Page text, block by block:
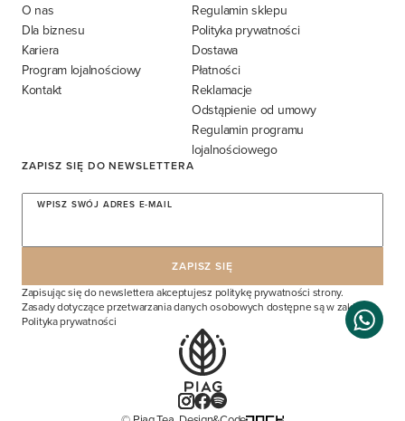
O nas
Dla biznesu
Kariera
Program lojalnościowy
Kontakt
Regulamin sklepu
Polityka prywatności
Dostawa
Płatności
Reklamacje
Odstąpienie od umowy
Regulamin programu
lojalnościowego
ZAPISZ SIĘ DO NEWSLETTERA
WPISZ SWÓJ ADRES E-MAIL
Zapisując się do newslettera akceptujesz politykę prywatności strony.
Zasady dotyczące przetwarzania danych osobowych dostępne są w zakładce
Polityka prywatności